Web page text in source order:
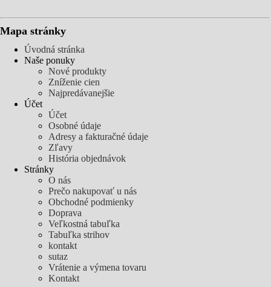
Mapa stránky
Úvodná stránka
Naše ponuky
Nové produkty
Zníženie cien
Najpredávanejšie
Účet
Účet
Osobné údaje
Adresy a fakturačné údaje
Zľavy
História objednávok
Stránky
O nás
Prečo nakupovať u nás
Obchodné podmienky
Doprava
Veľkostná tabuľka
Tabuľka strihov
kontakt
sutaz
Vrátenie a výmena tovaru
Kontakt